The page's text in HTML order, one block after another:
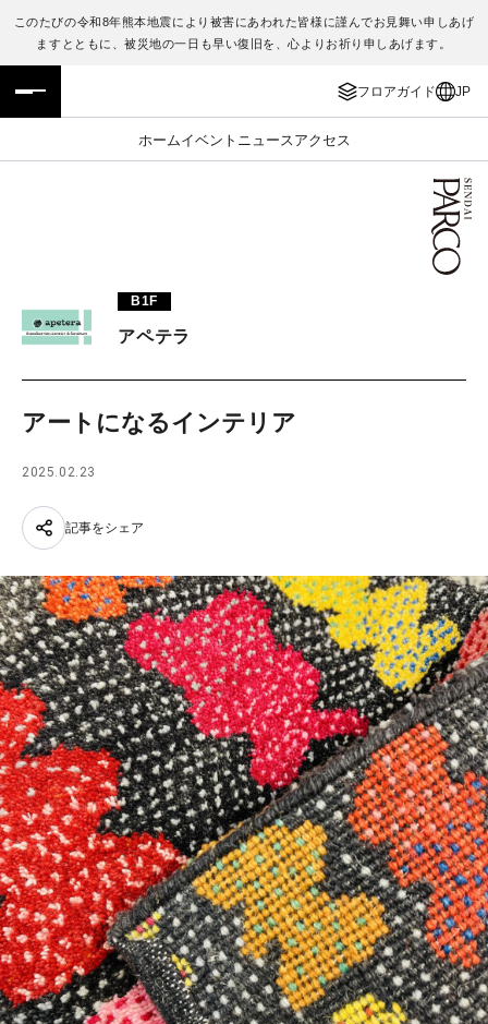
このたびの令和8年熊本地震により被害にあわれた皆様に謹んでお見舞い申しあげ
ますとともに、被災地の一日も早い復旧を、心よりお祈り申しあげます。
フロアガイド JP
ホームイベント ニュース アクセス
フロアガイド
施設案内・アクセス
TAX FREE
ENGLISH
繁体字
日本語
B1F
アペテラ
アートになるインテリア
2025.02.23
記事をシェア